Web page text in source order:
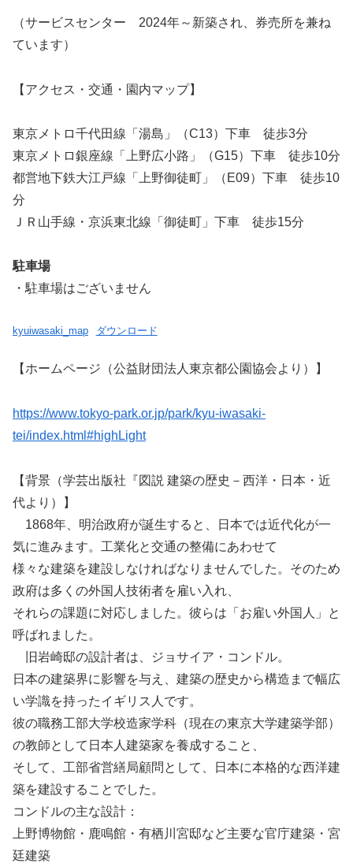
（サービスセンター 2024年～新築され、券売所を兼ね
ています）
【アクセス・交通・園内マップ】
東京メトロ千代田線「湯島」（C13）下車 徒歩3分
東京メトロ銀座線「上野広小路」（G15）下車 徒歩10分
都営地下鉄大江戸線「上野御徒町」（E09）下車 徒歩10
分
ＪＲ山手線・京浜東北線「御徒町」下車 徒歩15分
駐車場
・駐車場はございません
kyuiwasaki_map ダウンロード
【ホームページ（公益財団法人東京都公園協会より）】
https://www.tokyo-park.or.jp/park/kyu-iwasaki-
tei/index.html#highLight
【背景（学芸出版社『図説 建築の歴史－西洋・日本・近
代より）】
1868年、明治政府が誕生すると、日本では近代化が一
気に進みます。工業化と交通の整備にあわせて
様々な建築を建設しなければなりませんでした。そのため
政府は多くの外国人技術者を雇い入れ、
それらの課題に対応しました。彼らは「お雇い外国人」と
呼ばれました。
旧岩崎邸の設計者は、ジョサイア・コンドル。
日本の建築界に影響を与え、建築の歴史から構造まで幅広
い学識を持ったイギリス人です。
彼の職務工部大学校造家学科（現在の東京大学建築学部）
の教師として日本人建築家を養成すること、
そして、工部省営繕局顧問として、日本に本格的な西洋建
築を建設することでした。
コンドルの主な設計：
上野博物館・鹿鳴館・有栖川宮邸など主要な官庁建築・宮
廷建築